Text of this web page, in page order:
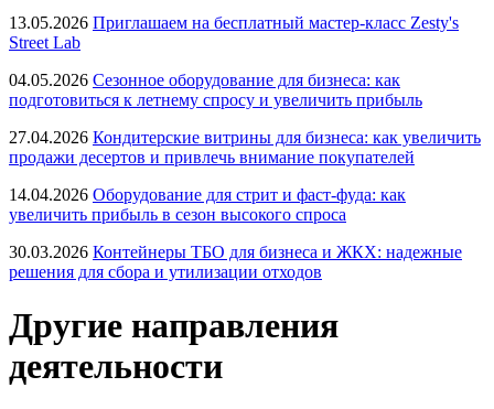
13.05.2026 Приглашаем на бесплатный мастер-класс Zesty's
Street Lab
04.05.2026 Сезонное оборудование для бизнеса: как
подготовиться к летнему спросу и увеличить прибыль
27.04.2026 Кондитерские витрины для бизнеса: как увеличить
продажи десертов и привлечь внимание покупателей
14.04.2026 Оборудование для стрит и фаст-фуда: как
увеличить прибыль в сезон высокого спроса
30.03.2026 Контейнеры ТБО для бизнеса и ЖКХ: надежные
решения для сбора и утилизации отходов
Другие направления
деятельности